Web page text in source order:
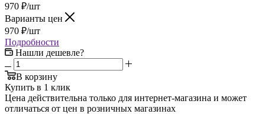
970 ₽/шт
Варианты цен
970 ₽/шт
Подробности
Нашли дешевле?
В корзину
Купить в 1 клик
Цена действительна только для интернет-магазина и может
отличаться от цен в розничных магазинах